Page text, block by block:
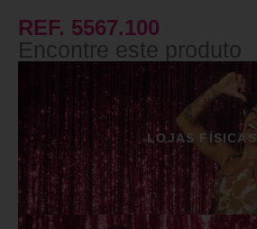
REF. 5567.100
Encontre este produto
LOJAS FÍSICAS